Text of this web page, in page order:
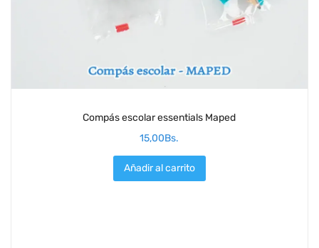
Compás escolar essentials Maped
15,00Bs.
Añadir al carrito